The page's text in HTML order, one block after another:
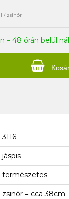
/ zsinór
– 48 órán belül
3116
jáspis
természetes
zsinór = cca 38cm